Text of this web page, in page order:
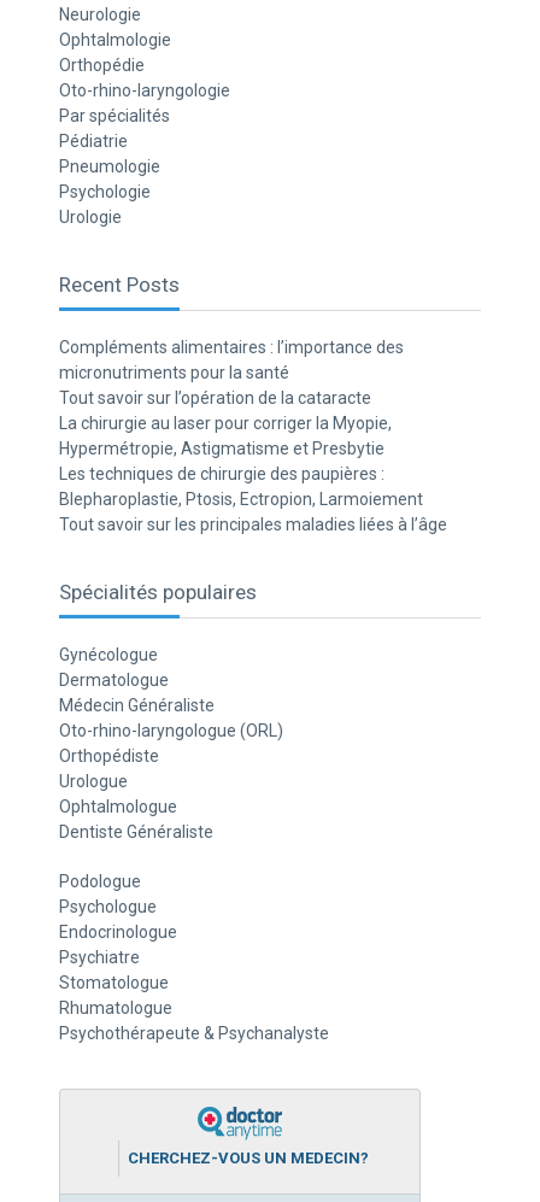
Neurologie
Ophtalmologie
Orthopédie
Oto-rhino-laryngologie
Par spécialités
Pédiatrie
Pneumologie
Psychologie
Urologie
Recent Posts
Compléments alimentaires : l’importance des
micronutriments pour la santé
Tout savoir sur l’opération de la cataracte
La chirurgie au laser pour corriger la Myopie,
Hypermétropie, Astigmatisme et Presbytie
Les techniques de chirurgie des paupières :
Blepharoplastie, Ptosis, Ectropion, Larmoiement
Tout savoir sur les principales maladies liées à l’âge
Spécialités populaires
Gynécologue
Dermatologue
Médecin Généraliste
Oto-rhino-laryngologue (ORL)
Orthopédiste
Urologue
Ophtalmologue
Dentiste Généraliste
Podologue
Psychologue
Endocrinologue
Psychiatre
Stomatologue
Rhumatologue
Psychothérapeute & Psychanalyste
CHERCHEZ-VOUS UN MEDECIN?